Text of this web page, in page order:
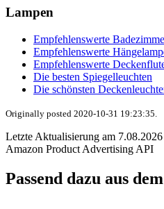
Lampen
Empfehlenswerte
Empfehlenswerte
Empfehlenswerte
Die besten Spiegelleuchten
Die schönsten
Originally posted 2020-10-31 19:23:35.
Letzte Aktualisierung am
Amazon Product Advertising API
Passend dazu aus